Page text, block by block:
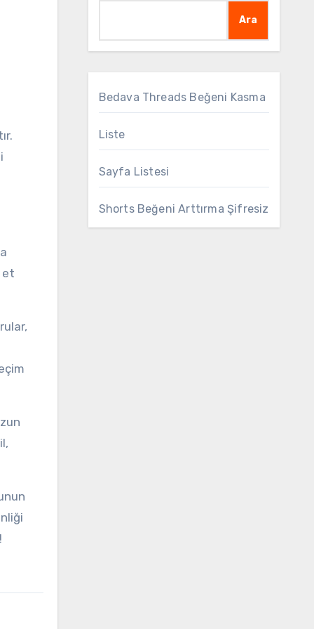
et
Ara
Bedava Threads Beğeni Kasma
Liste
Sayfa Listesi
Shorts Beğeni Arttırma Şifresiz